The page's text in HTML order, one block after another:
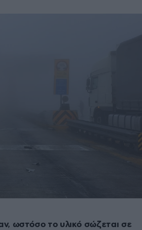
ωστόσο το υλικό σώζεται σε